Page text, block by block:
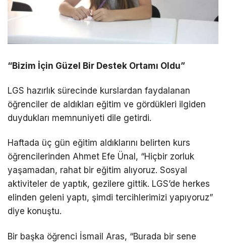
“Bizim İçin Güzel Bir Destek Ortamı Oldu”
LGS hazırlık sürecinde kurslardan faydalanan
öğrenciler de aldıkları eğitim ve gördükleri ilgiden
duydukları memnuniyeti dile getirdi.
Haftada üç gün eğitim aldıklarını belirten kurs
öğrencilerinden Ahmet Efe Ünal, “Hiçbir zorluk
yaşamadan, rahat bir eğitim alıyoruz. Sosyal
aktiviteler de yaptık, gezilere gittik. LGS’de herkes
elinden geleni yaptı, şimdi tercihlerimizi yapıyoruz”
diye konuştu.
Bir başka öğrenci İsmail Aras, “Burada bir sene